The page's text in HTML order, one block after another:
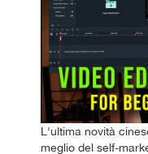
L'ultima novità
meglio del self-